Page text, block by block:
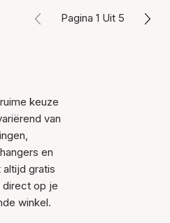
Pagina 1 Uit 5
keuze
van
en
gratis
direct op je
winkel.